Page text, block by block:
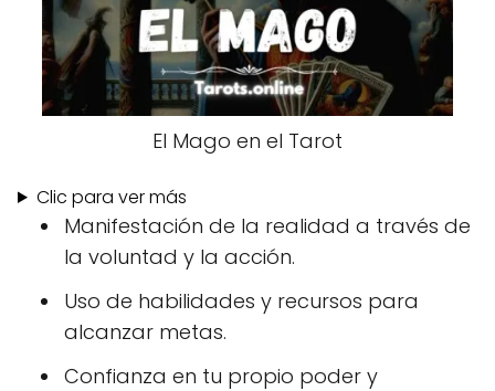
El Mago en el Tarot
Clic para ver más
Manifestación de la realidad a través de
la voluntad y la acción.
Uso de habilidades y recursos para
alcanzar metas.
Confianza en tu propio poder y